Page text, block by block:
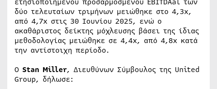
δύο τελευταίων τριμήνων μειώθηκε στο 4,3x,
από 4,7x στις 30 Ιουνίου 2025, ενώ ο
ακαθάριστος δείκτης μόχλευσης βάσει της ίδιας
μεθοδολογίας μειώθηκε σε 4,4x, από 4,8x κατά
την αντίστοιχη περίοδο.
Ο Stan Miller, Διευθύνων Σύμβουλος της United
Group, δήλωσε: